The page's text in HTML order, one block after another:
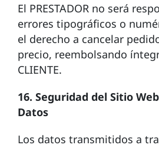
El PRESTADOR no será
errores tipográficos o
el derecho a cancelar
precio, reembolsando
CLIENTE.
16. Seguridad del Sitio
Datos
Los datos transmitidos a